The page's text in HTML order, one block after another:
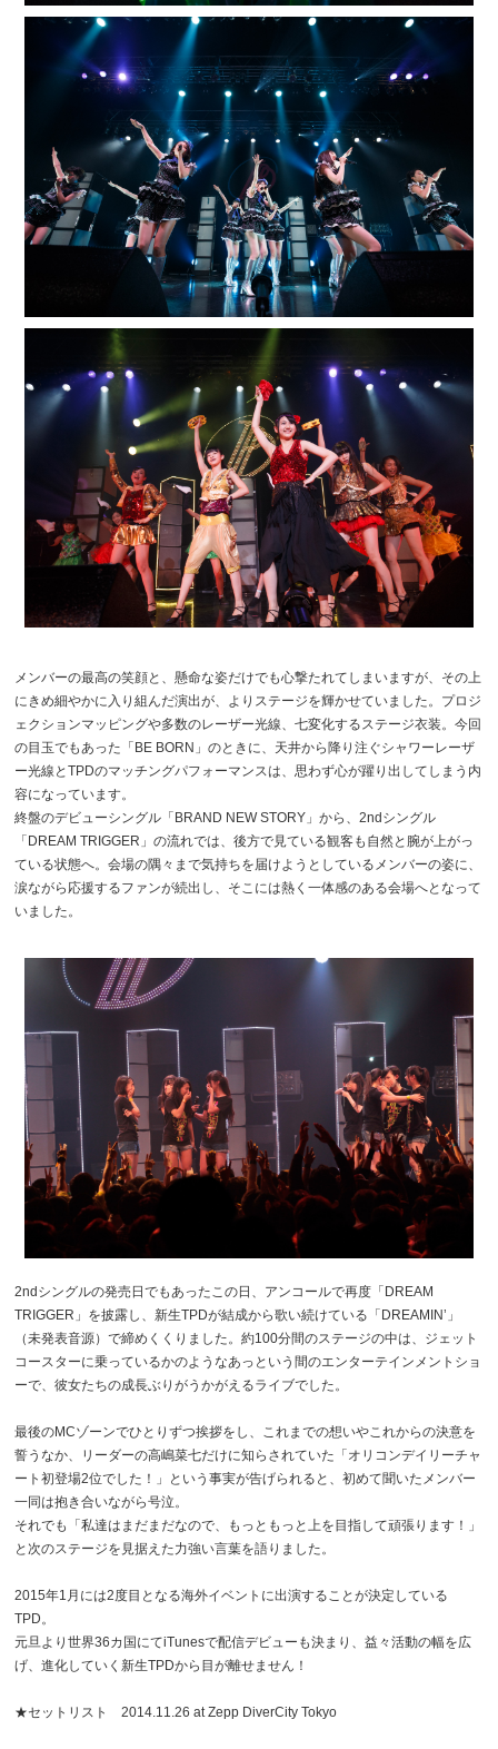
メンバーの最高の笑顔と、懸命な姿だけでも心撃たれてしまいますが、その上
にきめ細やかに入り組んだ演出が、よりステージを輝かせていました。プロジ
ェクションマッピングや多数のレーザー光線、七変化するステージ衣装。今回
の目玉でもあった「BE BORN」のときに、天井から降り注ぐシャワーレーザ
ー光線とTPDのマッチングパフォーマンスは、思わず心が躍り出してしまう内
容になっています。
終盤のデビューシングル「BRAND NEW STORY」から、2ndシングル
「DREAM TRIGGER」の流れでは、後方で見ている観客も自然と腕が上がっ
ている状態へ。会場の隅々まで気持ちを届けようとしているメンバーの姿に、
涙ながら応援するファンが続出し、そこには熱く一体感のある会場へとなって
いました。
2ndシングルの発売日でもあったこの日、アンコールで再度「DREAM
TRIGGER」を披露し、新生TPDが結成から歌い続けている「DREAMIN’」
（未発表音源）で締めくくりました。約100分間のステージの中は、ジェット
コースターに乗っているかのようなあっという間のエンターテインメントショ
ーで、彼女たちの成長ぶりがうかがえるライブでした。
最後のMCゾーンでひとりずつ挨拶をし、これまでの想いやこれからの決意を
誓うなか、リーダーの高嶋菜七だけに知らされていた「オリコンデイリーチャ
ート初登場2位でした！」という事実が告げられると、初めて聞いたメンバー
一同は抱き合いながら号泣。
それでも「私達はまだまだなので、もっともっと上を目指して頑張ります！」
と次のステージを見据えた力強い言葉を語りました。
2015年1月には2度目となる海外イベントに出演することが決定している
TPD。
元旦より世界36カ国にてiTunesで配信デビューも決まり、益々活動の幅を広
げ、進化していく新生TPDから目が離せません！
★セットリスト 2014.11.26 at Zepp DiverCity Tokyo